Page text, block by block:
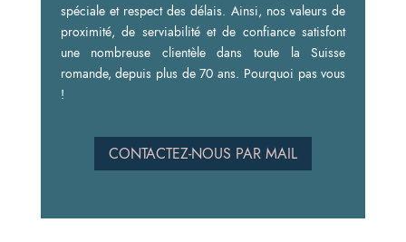
spéciale et respect des délais. Ainsi, nos valeurs de
proximité, de serviabilité et de confiance satisfont
une nombreuse clientèle dans toute la Suisse
romande, depuis plus de 70 ans. Pourquoi pas vous
!
CONTACTEZ-NOUS PAR MAIL